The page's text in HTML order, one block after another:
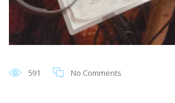
591 No Comments